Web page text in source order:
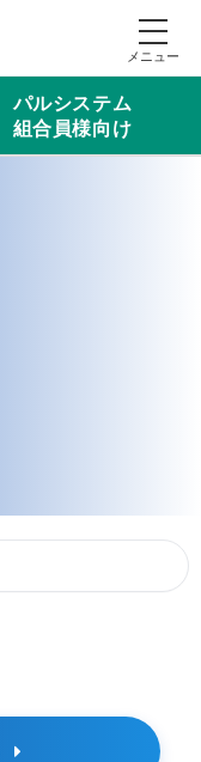
パルシステム
組合員様向け